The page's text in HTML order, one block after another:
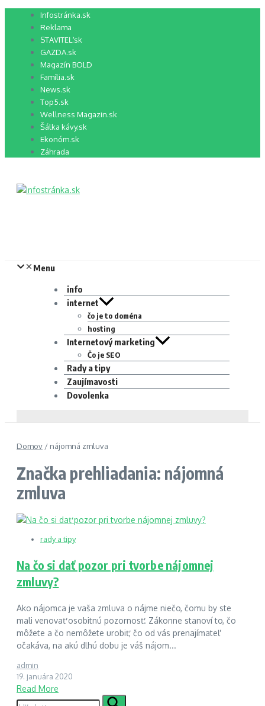
Preskočiť Infostránka.sk
Reklama
STAVITEĽ.sk
GAZDA.sk
Magazín BOLD
Família.sk
News.sk
Top5.sk
Wellness Magazin.sk
Šálka kávy.sk
Ekonóm.sk
Záhrada
Menu
info
internet
čo je to doména
hosting
Internetový marketing
Čo je SEO
Rady a tipy
Zaujímavosti
Dovolenka
Domov / nájomná zmluva
Značka prehliadania: nájomná
zmluva
rady a tipy
Na čo si dať pozor pri tvorbe nájomnej
zmluvy?
Ako nájomca je vaša zmluva o nájme niečo, čomu by ste
mali venovať osobitnú pozornosť. Zákonne stanoví to, čo
môžete a čo nemôžete urobiť, čo od vás prenajímateľ
očakáva, na akú dlhú dobu je váš nájom...
admin
19. januára 2020
Read More
Hľadať: